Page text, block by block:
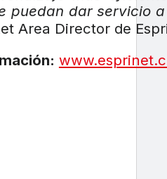
puedan dar servicio
Area Director de